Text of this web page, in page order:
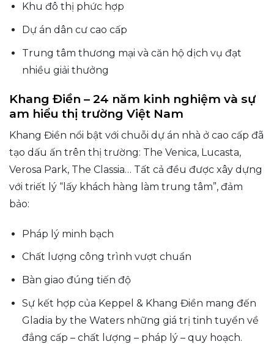
Khu đô thị phức hợp
Dự án dân cư cao cấp
Trung tâm thương mại và căn hộ dịch vụ đạt
nhiều giải thưởng
Khang Điền – 24 năm kinh nghiệm và sự
am hiểu thị trường Việt Nam
Khang Điền nổi bật với chuỗi dự án nhà ở cao cấp đã
tạo dấu ấn trên thị trường: The Venica, Lucasta,
Verosa Park, The Classia… Tất cả đều được xây dựng
với triết lý “lấy khách hàng làm trung tâm”, đảm
bảo:
Pháp lý minh bạch
Chất lượng công trình vượt chuẩn
Bàn giao đúng tiến độ
Sự kết hợp của Keppel & Khang Điền mang đến
Gladia by the Waters những giá trị tinh tuyển về
đẳng cấp – chất lượng – pháp lý – quy hoạch.